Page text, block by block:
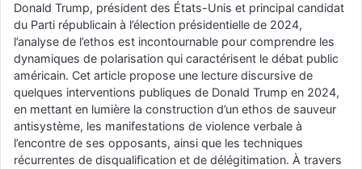
Donald Trump, président des États-Unis et principal candidat
du Parti républicain à l’élection présidentielle de 2024,
l’analyse de l’ethos est incontournable pour comprendre les
dynamiques de polarisation qui caractérisent le débat public
américain. Cet article propose une lecture discursive de
quelques interventions publiques de Donald Trump en 2024,
en mettant en lumière la construction d’un ethos de sauveur
antisystème, les manifestations de violence verbale à
l’encontre de ses opposants, ainsi que les techniques
récurrentes de disqualification et de délégitimation. À travers